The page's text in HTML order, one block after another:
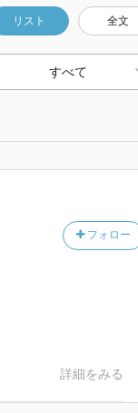
リスト 全文
フォロー
詳細をみる